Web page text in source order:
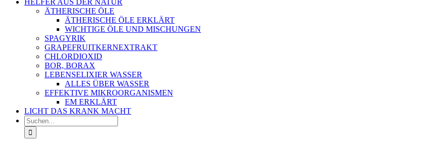
HELFER AUS DER NATUR
ÄTHERISCHE ÖLE
ÄTHERISCHE ÖLE ERKLÄRT
WICHTIGE ÖLE UND MISCHUNGEN
SPAGYRIK
GRAPEFRUITKERNEXTRAKT
CHLORDIOXID
BOR, BORAX
LEBENSELIXIER WASSER
ALLES ÜBER WASSER
EFFEKTIVE MIKROORGANISMEN
EM ERKLÄRT
LICHT DAS KRANK MACHT
Suche
nach: